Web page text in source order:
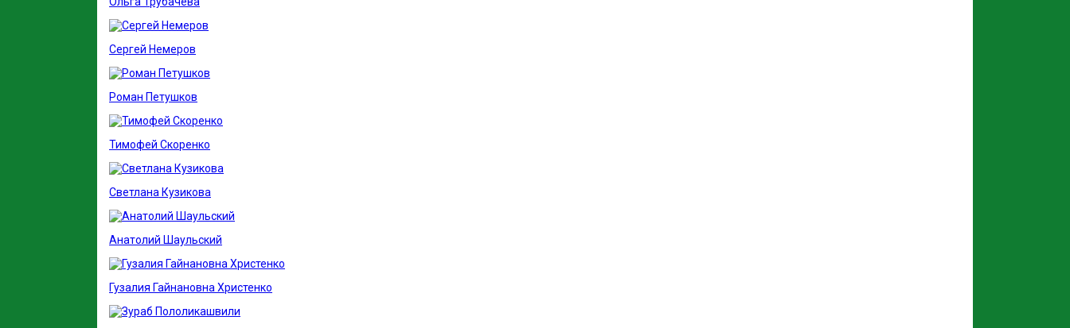
Сергей Немеров
Роман Петушков
Тимофей Скоренко
Светлана Кузикова
Анатолий Шаульский
Гузалия Гайнановна Христенко